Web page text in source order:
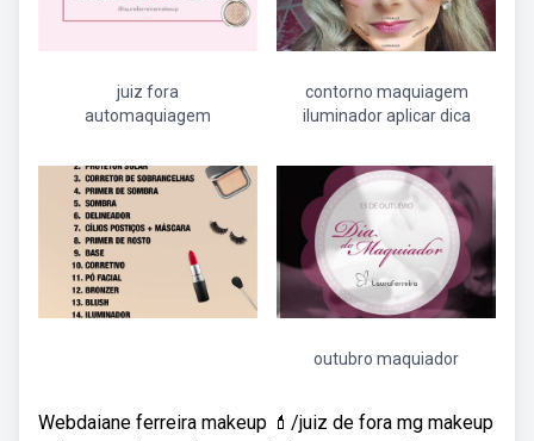
juiz fora
automaquiagem
contorno maquiagem
iluminador aplicar dica
outubro maquiador
Webdaiane ferreira makeup 💄/juiz de fora mg makeup